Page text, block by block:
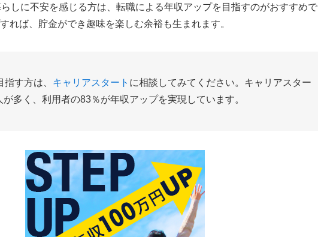
しに不安を感じる方は、転職による年収アップを目指すのがおすすめで
れば、貯金ができ趣味を楽しむ余裕も生まれます。
す方は、 キャリアスタート に相談してみてください。キャリアスター
が多く、利用者の83％が年収アップを実現しています。